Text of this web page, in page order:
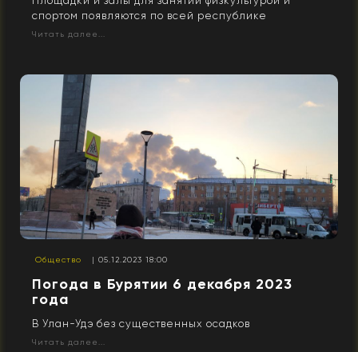
спортом появляются по всей республике
Читать далее...
Общество | 05.12.2023 18:00
Погода в Бурятии 6 декабря 2023
года
В Улан-Удэ без существенных осадков
Читать далее...